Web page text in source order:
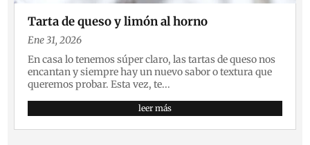
Tarta de queso y limón al horno
Ene 31, 2026
En casa lo tenemos súper claro, las tartas de queso nos
encantan y siempre hay un nuevo sabor o textura que
queremos probar. Esta vez, te...
leer más